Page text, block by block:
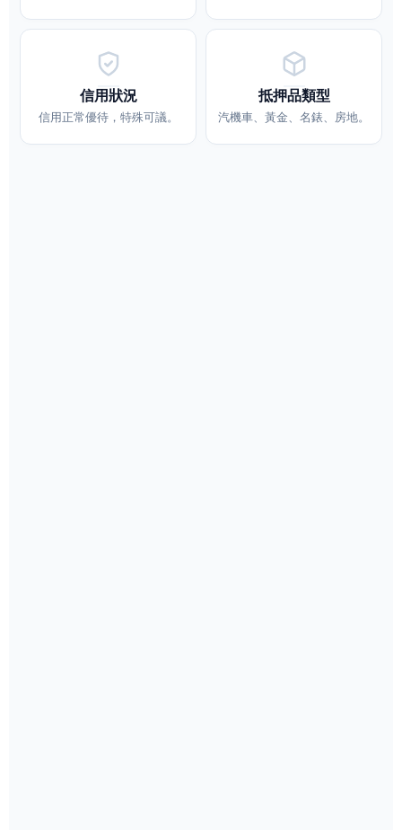
信用狀況
信用正常優待，特殊可議。
抵押品類型
汽機車、黃金、名錶、房地。